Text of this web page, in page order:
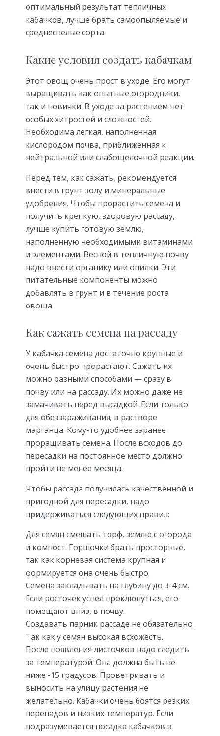
оптимальный результат тепличных
кабачков, лучше брать самоопыляемые и
среднеспелые сорта.
Какие условия создать кабачкам
Этот овощ очень прост в уходе. Его могут
выращивать как опытные огородники,
так и новички. В уходе за растением нет
особых хитростей и сложностей.
Необходима легкая, наполненная
кислородом почва, приближенная к
нейтральной или слабощелочной реакции.
Перед тем, как сажать, рекомендуется
внести в грунт золу и минеральные
удобрения. Чтобы прорастить семена и
получить крепкую, здоровую рассаду,
лучше купить готовую землю,
наполненную необходимыми витаминами
и элементами. Весной в тепличную почву
надо внести органику или опилки. Эти
питательные компоненты можно
добавлять в грунт и в течение роста
овоща.
Как сажать семена на рассаду
У кабачка семена достаточно крупные и
очень быстро прорастают. Сажать их
можно разными способами — сразу в
почву или на рассаду. Их можно даже не
замачивать перед высадкой. Если только
для обеззараживания, в растворе
марганца. Кому-то удобнее заранее
проращивать семена. После всходов до
пересадки на постоянное место должно
пройти не менее месяца.
Чтобы рассада получилась качественной и
пригодной для пересадки, надо
придерживаться следующих правил:
Для семян смешать торф, землю с огорода
и компост. Горшочки брать просторные,
так как корневая система крупная и
формируется она очень быстро.
Семена закладывать на глубину до 3-4 см.
Если росточек успел проклюнуться, его
помещают вниз, в почву.
Создавать парник рассаде не обязательно.
Так как у семян высокая всхожесть.
После появления листочков надо следить
за температурой. Она должна быть не
ниже -15 градусов. Проветривать и
выносить на улицу растения не
желательно. Кабачки очень боятся резких
перепадов и низких температур. Если
подразумевается посадка кабачков в